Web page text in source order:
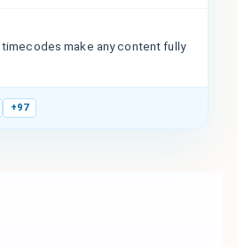
make any content fully
+97